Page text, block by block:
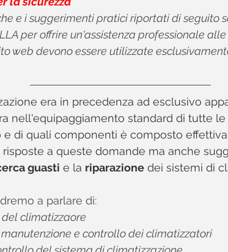
e i suggerimenti pratici riportati di seguito
per offrire un'assistenza professionale
web devono essere utilizzate
era in precedenza ad esclusivo
nell'equipaggiamento standard di tutte
di quali componenti è composto
a queste domande ma anche
guasti e la riparazione dei sistemi di
a parlare di:
del climatizzaore
e controllo dei climatizzatori